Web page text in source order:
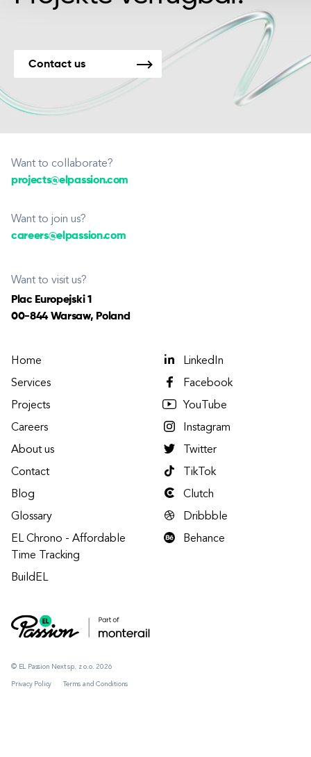
Contact us
Want to collaborate?
projects@elpassion.com
Want to join us?
careers@elpassion.com
Want to visit us?
Plac Europejski 1
00-844 Warsaw, Poland
© EL Passion Next sp. z o.o. 2026
Privacy Policy Terms and Conditions
Home
Services
Projects
Careers
About us
Contact
Blog
Glossary
EL Chrono - Affordable
Time Tracking
BuildEL
LinkedIn
Facebook
YouTube
Instagram
Twitter
TikTok
Clutch
Dribbble
Behance